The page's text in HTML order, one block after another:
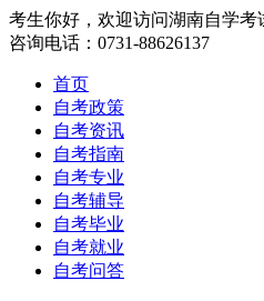
考生你好，欢迎访问湖南自学考
咨询电话：0731-88626137
首页
自考政策
自考资讯
自考指南
自考专业
自考辅导
自考毕业
自考就业
自考问答